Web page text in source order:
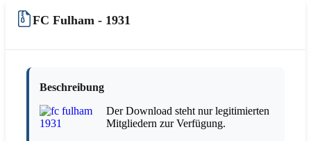
FC Fulham - 1931
Beschreibung
Der Download steht nur legitimierten
Mitgliedern zur Verfügung.